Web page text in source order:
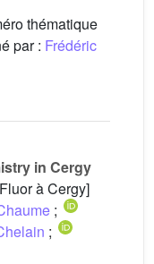
thématique
par : Frédéric
in Cergy
à Cergy]
;
;